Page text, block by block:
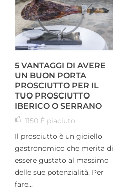
5 VANTAGGI DI AVERE
UN BUON PORTA
PROSCIUTTO PER IL
TUO PROSCIUTTO
IBERICO O SERRANO
1150 È piaciuto
Il prosciutto è un gioiello
gastronomico che merita di
essere gustato al massimo
delle sue potenzialità. Per
fare...